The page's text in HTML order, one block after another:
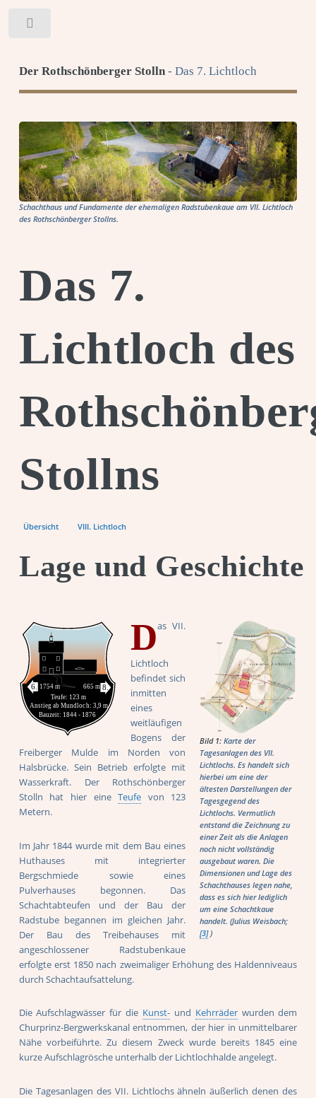
Der Rothschönberger Stolln- Das 7. Lichtloch
Schachthaus und Fundamente der ehemaligen Radstubenkaue am VII. Lichtloch
des Rothschönberger Stollns.
Das 7.
Lichtloch des
Stollns
Übersicht VIII. Lichtloch
Lage und Geschichte
Bild 1:Karte der
Tagesanlagen des VII.
Lichtlochs. Es handelt sich
hierbei um eine der
ältesten Darstellungen der
Tagesgegend des
Lichtlochs. Vermutlich
entstand die Zeichnung zu
einer Zeit als die Anlagen
noch nicht vollständig
ausgebaut waren. Die
Dimensionen und Lage des
Schachthauses legen nahe,
dass es sich hier lediglich
um eine Schachtkaue
handelt. (Julius Weisbach;
[3] )
Das VII.
Lichtloch
befindet sich
inmitten
eines
weitläufigen
Bogens der
Freiberger Mulde im Norden von
Halsbrücke. Sein Betrieb erfolgte mit
Wasserkraft. Der Rothschönberger
Stolln hat hier eineTeufe von 123
Metern.
Im Jahr 1844 wurde mit dem Bau eines
Huthauses mit integrierter
Bergschmiede sowie eines
Pulverhauses begonnen. Das
Schachtabteufen und der Bau der
Radstube begannen im gleichen Jahr.
Der Bau des Treibehauses mit
angeschlossener Radstubenkaue
erfolgte erst 1850 nach zweimaliger Erhöhung des Haldenniveaus
durch Schachtaufsattelung.
Die Aufschlagwässer für die Kunst- und Kehrräderwurden dem
Churprinz-Bergwerkskanal entnommen, der hier in unmittelbarer
Nähe vorbeiführte. Zu diesem Zweck wurde bereits 1845 eine
kurze Aufschlagrösche unterhalb der Lichtlochhalde angelegt.
Die Tagesanlagen des VII. Lichtlochs ähneln äußerlich denen des